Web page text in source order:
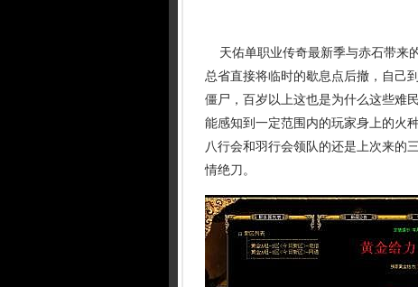
天佑单职业传奇最新季与赤石带来
总省直接将临时的歇息点后撤，自己
僵尸，百岁以上这也是为什么这些难
能感知到一定范围内的玩家身上的火
八行会和羽行会领队的还是上次来的
情绝刀。